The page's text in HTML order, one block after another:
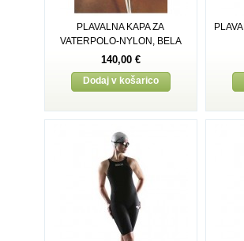
PLAVALNA KAPA ZA
VATERPOLO-NYLON, BELA
140,00 €
Dodaj v košarico